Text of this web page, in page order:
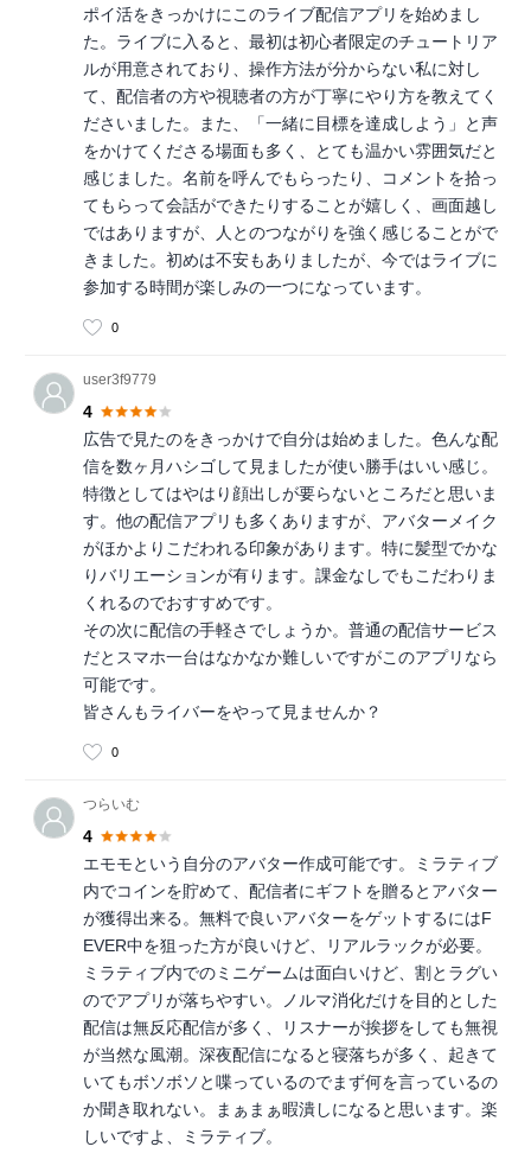
ポイ活をきっかけにこのライブ配信アプリを始めまし
た。ライブに入ると、最初は初心者限定のチュートリア
ルが用意されており、操作方法が分からない私に対し
て、配信者の方や視聴者の方が丁寧にやり方を教えてく
ださいました。また、「一緒に目標を達成しよう」と声
をかけてくださる場面も多く、とても温かい雰囲気だと
感じました。名前を呼んでもらったり、コメントを拾っ
てもらって会話ができたりすることが嬉しく、画面越し
ではありますが、人とのつながりを強く感じることがで
きました。初めは不安もありましたが、今ではライブに
参加する時間が楽しみの一つになっています。
0
user3f9779
4
広告で見たのをきっかけで自分は始めました。色んな配
信を数ヶ月ハシゴして見ましたが使い勝手はいい感じ。
特徴としてはやはり顔出しが要らないところだと思いま
す。他の配信アプリも多くありますが、アバターメイク
がほかよりこだわれる印象があります。特に髪型でかな
りバリエーションが有ります。課金なしでもこだわりま
くれるのでおすすめです。
その次に配信の手軽さでしょうか。普通の配信サービス
だとスマホ一台はなかなか難しいですがこのアプリなら
可能です。
皆さんもライバーをやって見ませんか？
0
つらいむ
4
エモモという自分のアバター作成可能です。ミラティブ
内でコインを貯めて、配信者にギフトを贈るとアバター
が獲得出来る。無料で良いアバターをゲットするにはF
EVER中を狙った方が良いけど、リアルラックが必要。
ミラティブ内でのミニゲームは面白いけど、割とラグい
のでアプリが落ちやすい。ノルマ消化だけを目的とした
配信は無反応配信が多く、リスナーが挨拶をしても無視
が当然な風潮。深夜配信になると寝落ちが多く、起きて
いてもボソボソと喋っているのでまず何を言っているの
か聞き取れない。まぁまぁ暇潰しになると思います。楽
しいですよ、ミラティブ。